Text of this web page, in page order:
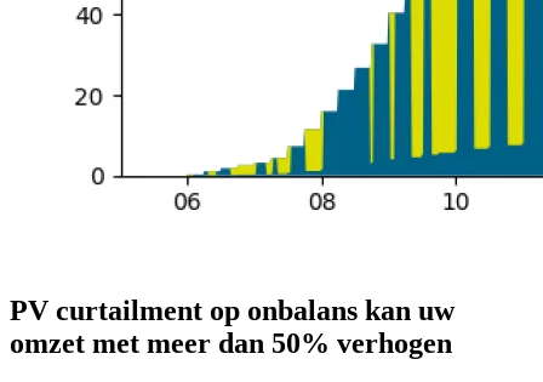
PV curtailment op onbalans kan uw
omzet met meer dan 50% verhogen